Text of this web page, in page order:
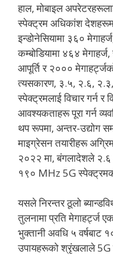
हाल, मोबाइल
स्पेक्ट्रम अधिकांश
इन्डोनेसियामा ३६०
कम्बोडियामा ४६४
आपूर्ति र २०००
त्यसकारण, ३.५, २.६,
स्पेक्ट्रमलाई विचार गर्न र
आवश्यकताहरू पूरा गर्न
थप रूपमा, अन्तर-उद्योग
माइग्रेसन तयारीहरू
२०२२ मा, बंगलादेशले २.६
१९० MHz 5G स्पेक्ट्रमको
यसले निरन्तर ठूलो
तुलनामा प्रति मेगाहर्ट्ज
भुक्तानी अवधि ५ वर्षबाट
उपायहरूको श्रृंखलाले 5G